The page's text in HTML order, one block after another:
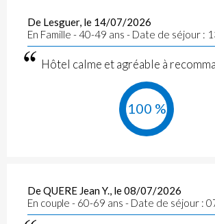
De Lesguer, le 14/07/2026
En Famille - 40-49 ans - Date de séjour :
Hôtel calme et agréable à
100 %
De QUERE Jean Y., le 08/07/2026
En couple - 60-69 ans - Date de séjour :